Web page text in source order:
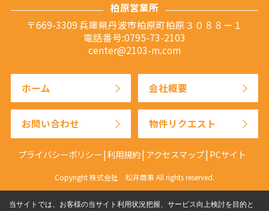
柏原営業所
〒669-3309 兵庫県丹波市柏原町柏原３０８８ー１
電話番号:0795-73-2103
center@2103-m.com
ホーム 会社概要
お問い合わせ 物件リクエスト
プライバシーポリシー 利用規約 アクセスマップ PCサイト
Copyright 株式会社 松井商事 All rights reserved.
当サイトでは、お客様の当サイト利用状況把握、サービス向上検討を目的と